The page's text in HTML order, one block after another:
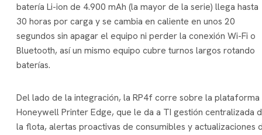
batería Li-ion de 4.900 mAh (la mayor de la serie) llega hasta
30 horas por carga y se cambia en caliente en unos 20
segundos sin apagar el equipo ni perder la conexión Wi-Fi o
Bluetooth, así un mismo equipo cubre turnos largos rotando
baterías.
Del lado de la integración, la RP4f corre sobre la plataforma
Honeywell Printer Edge, que le da a TI gestión centralizada
la flota, alertas proactivas de consumibles y actualizaciones